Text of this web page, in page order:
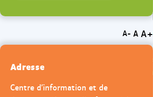
A- A A+
Adresse
Centre d'information et de